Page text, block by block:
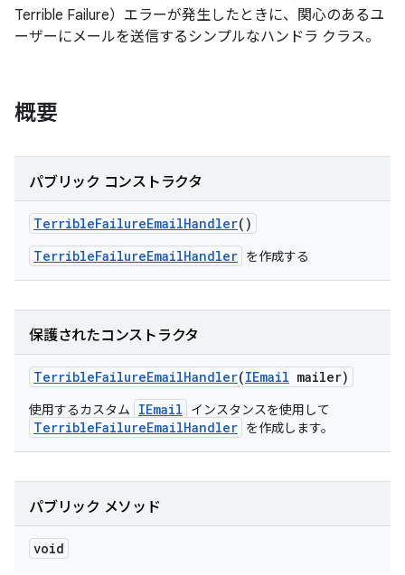
Terrible Failure）エラーが発生したときに、関心のあるユ
ーザーにメールを送信するシンプルなハンドラ クラス。
概要
パブリック コンストラクタ
TerribleFailureEmailHandler()
TerribleFailureEmailHandler を作成する
保護されたコンストラクタ
TerribleFailureEmailHandler(IEmail mailer)
使用するカスタム IEmail インスタンスを使用して
TerribleFailureEmailHandler を作成します。
パブリック メソッド
void